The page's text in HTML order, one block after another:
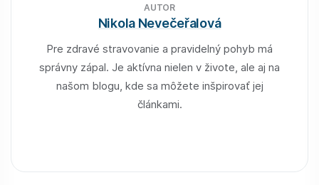
AUTOR
Nikola Nevečeřalová
Pre zdravé stravovanie a pravidelný pohyb má
správny zápal. Je aktívna nielen v živote, ale aj na
našom blogu, kde sa môžete inšpirovať jej
článkami.